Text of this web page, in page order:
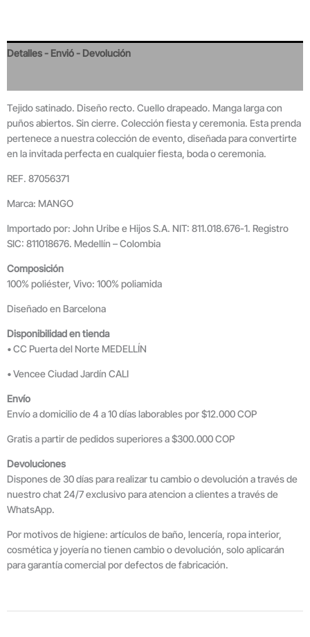
Detalles - Envió - Devolución
Tejido satinado. Diseño recto. Cuello drapeado. Manga larga con
puños abiertos. Sin cierre. Colección fiesta y ceremonia. Esta prenda
pertenece a nuestra colección de evento, diseñada para convertirte
en la invitada perfecta en cualquier fiesta, boda o ceremonia.
REF. 87056371
Marca: MANGO
Importado por: John Uribe e Hijos S.A. NIT: 811.018.676-1. Registro
SIC: 811018676. Medellín – Colombia
Composición
100% poliéster, Vivo: 100% poliamida
Diseñado en Barcelona
Disponibilidad en tienda
• CC Puerta del Norte MEDELLÍN
• Vencee Ciudad Jardín CALI
Envío
Envío a domicilio de 4 a 10 días laborables por $12.000 COP
Gratis a partir de pedidos superiores a $300.000 COP
Devoluciones
Dispones de 30 días para realizar tu cambio o devolución a través de
nuestro chat 24/7 exclusivo para atencion a clientes a través de
WhatsApp.
Por motivos de higiene: artículos de baño, lencería, ropa interior,
cosmética y joyería no tienen cambio o devolución, solo aplicarán
para garantía comercial por defectos de fabricación.